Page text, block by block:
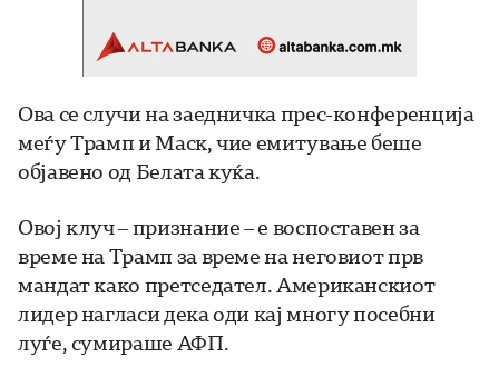
Ова се случи на заедничка прес-конференција
меѓу Трамп и Маск, чие емитување беше
објавено од Белата куќа.
Овој клуч – признание – е воспоставен за
време на Трамп за време на неговиот прв
мандат како претседател. Американскиот
лидер нагласи дека оди кај многу посебни
луѓе, сумираше АФП.